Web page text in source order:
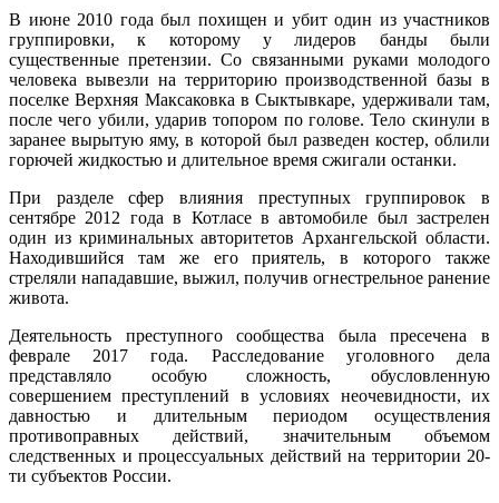
В июне 2010 года был похищен и убит один из участников
группировки, к которому у лидеров банды были
существенные претензии. Со связанными руками молодого
человека вывезли на территорию производственной базы в
поселке Верхняя Максаковка в Сыктывкаре, удерживали там,
после чего убили, ударив топором по голове. Тело скинули в
заранее вырытую яму, в которой был разведен костер, облили
горючей жидкостью и длительное время сжигали останки.
При разделе сфер влияния преступных группировок в
сентябре 2012 года в Котласе в автомобиле был застрелен
один из криминальных авторитетов Архангельской области.
Находившийся там же его приятель, в которого также
стреляли нападавшие, выжил, получив огнестрельное ранение
живота.
Деятельность преступного сообщества была пресечена в
феврале 2017 года. Расследование уголовного дела
представляло особую сложность, обусловленную
совершением преступлений в условиях неочевидности, их
давностью и длительным периодом осуществления
противоправных действий, значительным объемом
следственных и процессуальных действий на территории 20-
ти субъектов России.